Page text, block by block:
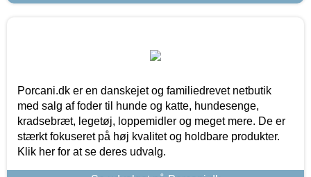
Porcani.dk er en danskejet og familiedrevet netbutik
med salg af foder til hunde og katte, hundesenge,
kradsebræt, legetøj, loppemidler og meget mere. De er
stærkt fokuseret på høj kvalitet og holdbare produkter.
Klik her for at se deres udvalg.